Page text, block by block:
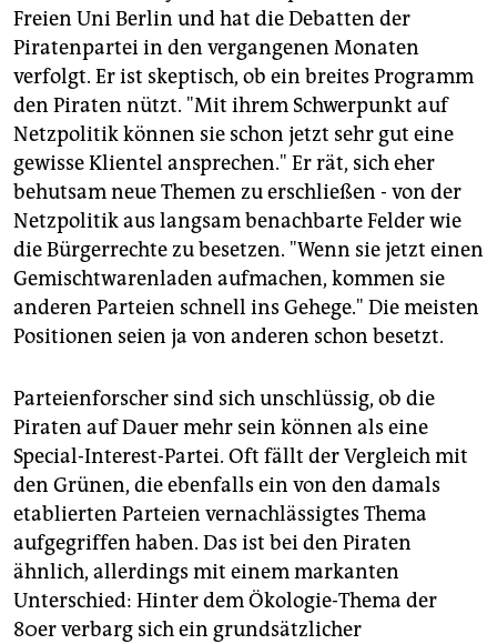
Freien Uni Berlin und hat die Debatten der
Piratenpartei in den vergangenen Monaten
verfolgt. Er ist skeptisch, ob ein breites Programm
den Piraten nützt. "Mit ihrem Schwerpunkt auf
Netzpolitik können sie schon jetzt sehr gut eine
gewisse Klientel ansprechen." Er rät, sich eher
behutsam neue Themen zu erschließen - von der
Netzpolitik aus langsam benachbarte Felder wie
die Bürgerrechte zu besetzen. "Wenn sie jetzt einen
Gemischtwarenladen aufmachen, kommen sie
anderen Parteien schnell ins Gehege." Die meisten
Positionen seien ja von anderen schon besetzt.
Parteienforscher sind sich unschlüssig, ob die
Piraten auf Dauer mehr sein können als eine
Special-Interest-Partei. Oft fällt der Vergleich mit
den Grünen, die ebenfalls ein von den damals
etablierten Parteien vernachlässigtes Thema
aufgegriffen haben. Das ist bei den Piraten
ähnlich, allerdings mit einem markanten
Unterschied: Hinter dem Ökologie-Thema der
80er verbarg sich ein grundsätzlicher